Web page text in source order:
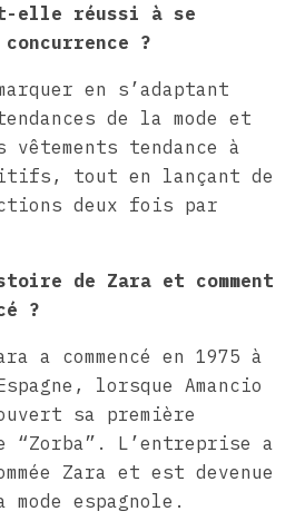
t-elle réussi à se
?
en s’adaptant
de la mode et
vêtements tendance à
tout en lançant de
deux fois par
de Zara et comment
?
a commencé en 1975 à
lorsque Amancio
sa première
“Zorba”. L’entreprise a
Zara et est devenue
espagnole.